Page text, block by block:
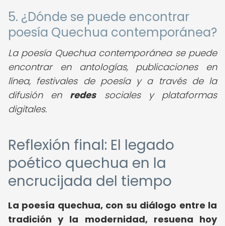
5. ¿Dónde se puede encontrar
poesía Quechua contemporánea?
La poesía Quechua contemporánea se puede
encontrar en antologías, publicaciones en
línea, festivales de poesía y a través de la
difusión en redessociales y plataformas
digitales.
Reflexión final: El legado
poético quechua en la
encrucijada del tiempo
La poesía quechua, con su diálogo entre la
tradición y la modernidad, resuena hoy